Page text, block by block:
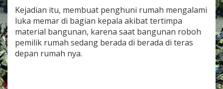
D
a
t
a
n
g
Kejadian itu, membuat penghuni rumah mengalami
luka memar di bagian kepala akibat tertimpa
material bangunan, karena saat bangunan roboh
pemilik rumah sedang berada di berada di teras
depan rumah nya.